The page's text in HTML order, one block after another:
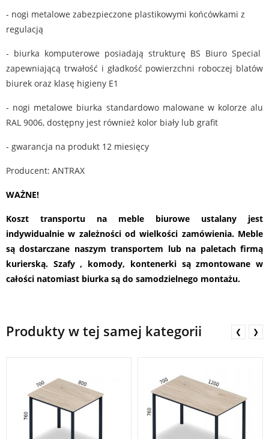
- nogi metalowe zabezpieczone plastikowymi końcówkami z
regulacją
- biurka komputerowe posiadają strukturę BS Biuro Special
zapewniającą trwałość i gładkość powierzchni roboczej blatów
biurek oraz klasę higieny E1
- nogi metalowe biurka standardowo malowane w kolorze alu
RAL 9006, dostępny jest również kolor biały lub grafit
- gwarancja na produkt 12 miesięcy
Producent: ANTRAX
WAŻNE!
Koszt transportu na meble biurowe ustalany jest
indywidualnie w zależności od wielkości zamówienia. Meble
są dostarczane naszym transportem lub na paletach firmą
kurierską. Szafy , komody, kontenerki są zmontowane w
całości natomiast biurka są do samodzielnego montażu.
Produkty w tej samej kategorii ❮ ❯